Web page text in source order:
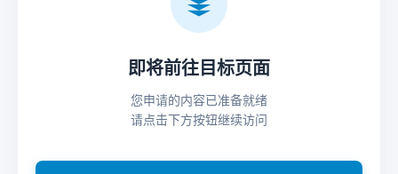
即将前往目标页面
您申请的内容已准备就绪
请点击下方按钮继续访问